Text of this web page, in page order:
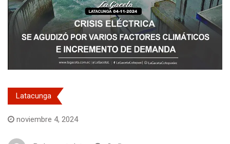
Latacunga
noviembre 4, 2024